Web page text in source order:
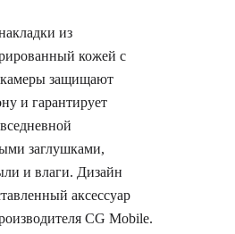
из
кожей с
камеры защищают
и гарантирует
заглушками,
и влаги. Дизайн
аксессуар
CG Mobile.